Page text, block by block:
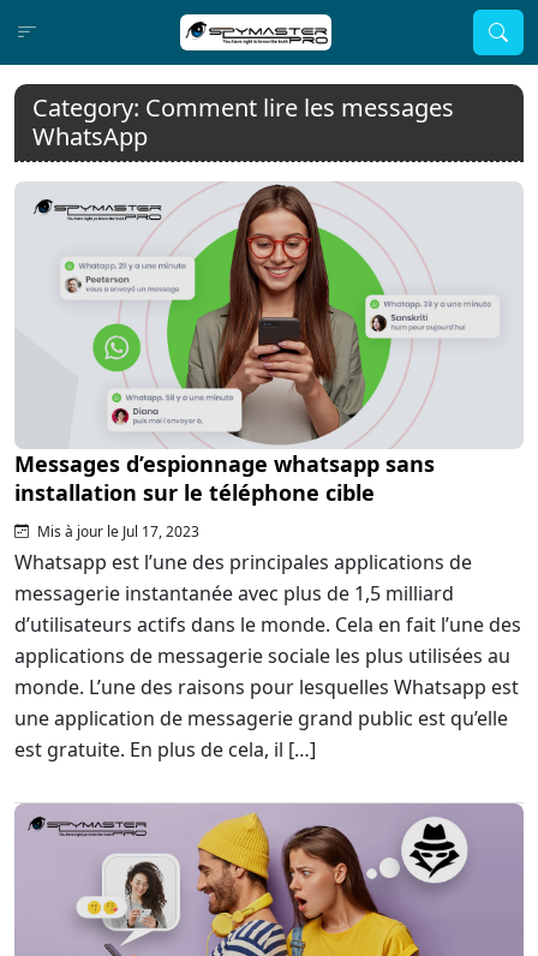
Category: Comment lire les messages
WhatsApp
Messages d’espionnage whatsapp sans
installation sur le téléphone cible
Mis à jour le Jul 17, 2023
Whatsapp est l’une des principales applications de
messagerie instantanée avec plus de 1,5 milliard
d’utilisateurs actifs dans le monde. Cela en fait l’une des
applications de messagerie sociale les plus utilisées au
monde. L’une des raisons pour lesquelles Whatsapp est
une application de messagerie grand public est qu’elle
est gratuite. En plus de cela, il […]